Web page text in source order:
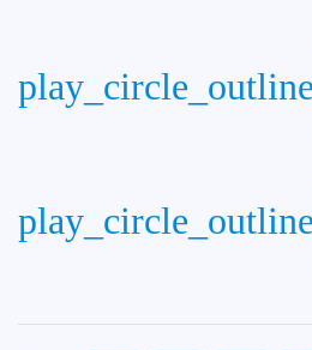
play_circle_outline
play_circle_outline